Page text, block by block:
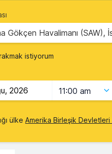
Gökçen Havalimanı (SAW),
istiyorum
11:00 am
ülke Amerika Birleşik Devletleri